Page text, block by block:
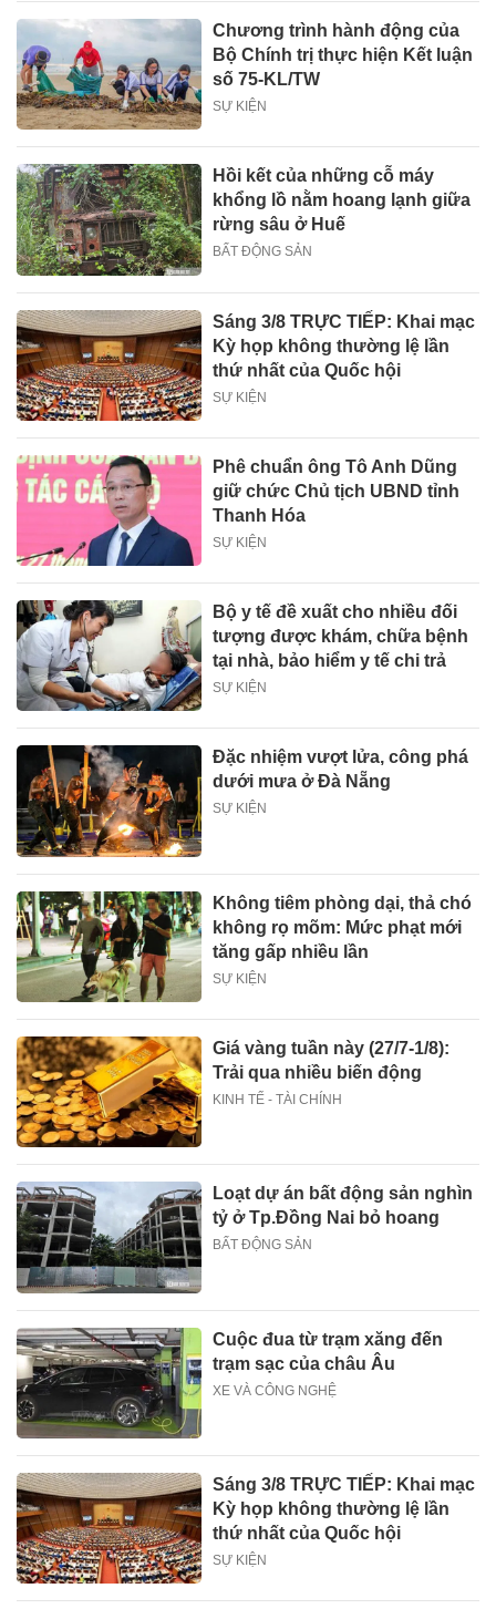
Chương trình hành động của
Bộ Chính trị thực hiện Kết luận
số 75-KL/TW
SỰ KIỆN
Hồi kết của những cỗ máy
khổng lồ nằm hoang lạnh giữa
rừng sâu ở Huế
BẤT ĐỘNG SẢN
Sáng 3/8 TRỰC TIẾP: Khai mạc
Kỳ họp không thường lệ lần
thứ nhất của Quốc hội
SỰ KIỆN
Phê chuẩn ông Tô Anh Dũng
giữ chức Chủ tịch UBND tỉnh
Thanh Hóa
SỰ KIỆN
Bộ y tế đề xuất cho nhiều đối
tượng được khám, chữa bệnh
tại nhà, bảo hiểm y tế chi trả
SỰ KIỆN
Đặc nhiệm vượt lửa, công phá
dưới mưa ở Đà Nẵng
SỰ KIỆN
Không tiêm phòng dại, thả chó
không rọ mõm: Mức phạt mới
tăng gấp nhiều lần
SỰ KIỆN
Giá vàng tuần này (27/7-1/8):
Trải qua nhiều biến động
KINH TẾ - TÀI CHÍNH
Loạt dự án bất động sản nghìn
tỷ ở Tp.Đồng Nai bỏ hoang
BẤT ĐỘNG SẢN
Cuộc đua từ trạm xăng đến
trạm sạc của châu Âu
XE VÀ CÔNG NGHỆ
Sáng 3/8 TRỰC TIẾP: Khai mạc
Kỳ họp không thường lệ lần
thứ nhất của Quốc hội
SỰ KIỆN